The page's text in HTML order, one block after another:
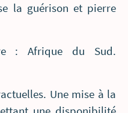
la guérison et pierre
: Afrique du Sud.
Une mise à la